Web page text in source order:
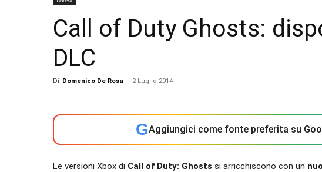
Call of Duty Ghosts:
DLC
Di Domenico De Rosa - 2 Luglio 2014
GAggiungici come fonte preferita su
Le versioni Xbox di Call of Duty: Ghosts si arricchiscono con un